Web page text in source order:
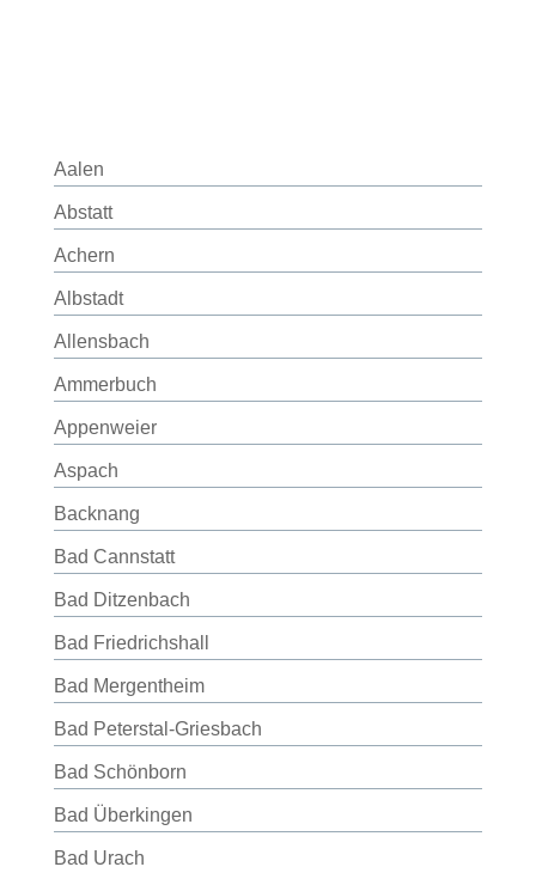
Aalen
Abstatt
Achern
Albstadt
Allensbach
Ammerbuch
Appenweier
Aspach
Backnang
Bad Cannstatt
Bad Ditzenbach
Bad Friedrichshall
Bad Mergentheim
Bad Peterstal-Griesbach
Bad Schönborn
Bad Überkingen
Bad Urach